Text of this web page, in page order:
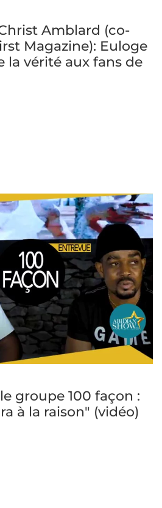
Amblard (co-
Magazine): Euloge
la vérité aux fans de
groupe 100 façon :
à la raison" (vidéo)